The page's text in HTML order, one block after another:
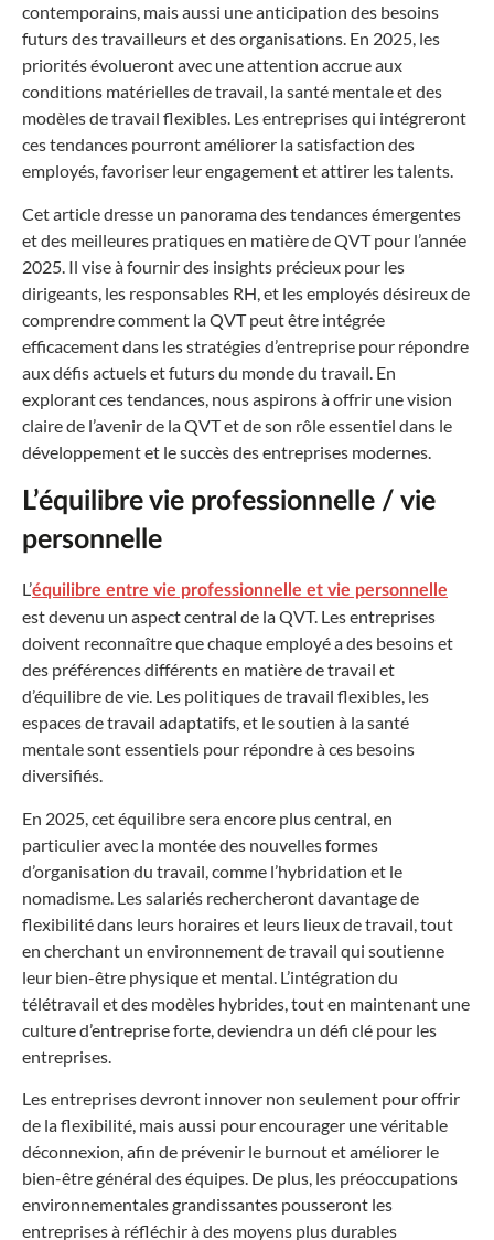
contemporains, mais aussi une anticipation des besoins
futurs des travailleurs et des organisations. En 2025, les
priorités évolueront avec une attention accrue aux
conditions matérielles de travail, la santé mentale et des
modèles de travail flexibles. Les entreprises qui intégreront
ces tendances pourront améliorer la satisfaction des
employés, favoriser leur engagement et attirer les talents.
Cet article dresse un panorama des tendances émergentes
et des meilleures pratiques en matière de QVT pour l’année
2025. Il vise à fournir des insights précieux pour les
dirigeants, les responsables RH, et les employés désireux de
comprendre comment la QVT peut être intégrée
efficacement dans les stratégies d’entreprise pour répondre
aux défis actuels et futurs du monde du travail. En
explorant ces tendances, nous aspirons à offrir une vision
claire de l’avenir de la QVT et de son rôle essentiel dans le
développement et le succès des entreprises modernes.
L’équilibre vie professionnelle / vie
personnelle
L’équilibre entre vie professionnelle et vie personnelle
est devenu un aspect central de la QVT. Les entreprises
doivent reconnaître que chaque employé a des besoins et
des préférences différents en matière de travail et
d’équilibre de vie. Les politiques de travail flexibles, les
espaces de travail adaptatifs, et le soutien à la santé
mentale sont essentiels pour répondre à ces besoins
diversifiés.
En 2025, cet équilibre sera encore plus central, en
particulier avec la montée des nouvelles formes
d’organisation du travail, comme l’hybridation et le
nomadisme. Les salariés rechercheront davantage de
flexibilité dans leurs horaires et leurs lieux de travail, tout
en cherchant un environnement de travail qui soutienne
leur bien-être physique et mental. L’intégration du
télétravail et des modèles hybrides, tout en maintenant une
culture d’entreprise forte, deviendra un défi clé pour les
entreprises.
Les entreprises devront innover non seulement pour offrir
de la flexibilité, mais aussi pour encourager une véritable
déconnexion, afin de prévenir le burnout et améliorer le
bien-être général des équipes. De plus, les préoccupations
environnementales grandissantes pousseront les
entreprises à réfléchir à des moyens plus durables